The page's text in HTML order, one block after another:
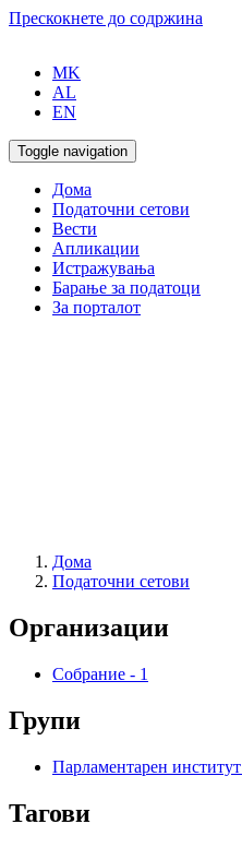
Прескокнете до содржина
MK
AL
EN
Toggle navigation
Дома
Податочни сетови
Вести
Апликации
Истражувања
Барање за податоци
За порталот
Дома
Податочни сетови
Организации
Собрание - 1
Групи
Парламентарен институт
Тагови